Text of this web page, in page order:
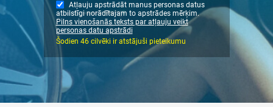
Atļauju apstrādāt manus personas datus
atbilstīgi norādītajam to apstrādes mērķim.
Pilns vienošanās teksts par atļauju veikt
personas datu apstrādi
Šodien 46 cilvēki ir atstājuši pieteikumu